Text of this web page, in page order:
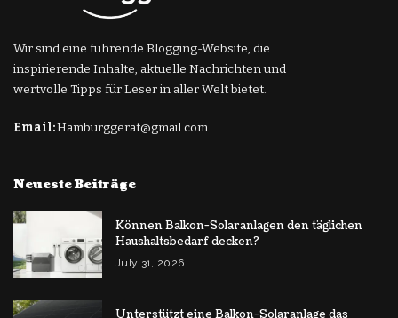
Wir sind eine führende Blogging-Website, die
inspirierende Inhalte, aktuelle Nachrichten und
wertvolle Tipps für Leser in aller Welt bietet.
Email:Hamburggerat@gmail.com
Neueste Beiträge
Können Balkon-Solaranlagen den täglichen
Haushaltsbedarf decken?
July 31, 2026
Unterstützt eine Balkon-Solaranlage das